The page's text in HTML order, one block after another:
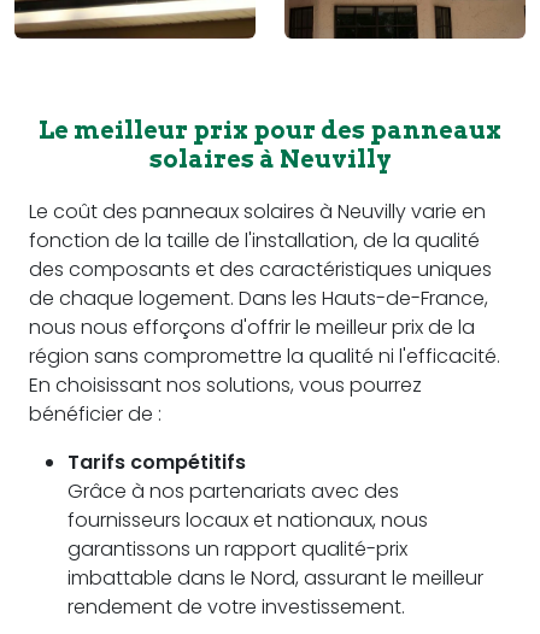
Le meilleur prix pour des panneaux
solaires à Neuvilly
Le coût des panneaux solaires à Neuvilly varie en
fonction de la taille de l'installation, de la qualité
des composants et des caractéristiques uniques
de chaque logement. Dans les Hauts-de-France,
nous nous efforçons d'offrir le meilleur prix de la
région sans compromettre la qualité ni l'efficacité.
En choisissant nos solutions, vous pourrez
bénéficier de :
Tarifs compétitifs
Grâce à nos partenariats avec des
fournisseurs locaux et nationaux, nous
garantissons un rapport qualité-prix
imbattable dans le Nord, assurant le meilleur
rendement de votre investissement.